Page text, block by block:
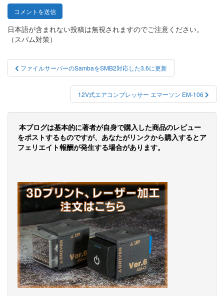
日本語が含まれない投稿は無視されますのでご注意ください。
（スパム対策）
投
稿
ビ
ゲ
ー
ョ
ン
ファイルサーバーのSambaをSMB2対応した3.6に更新
12V式エアコンプレッサー エマーソン EM-106
本ブログは基本的に著者が自身で購入した商品のレビュー
をポストするものですが、あなたがリンクから購入するとア
フェリエイト報酬が発生する場合があります。